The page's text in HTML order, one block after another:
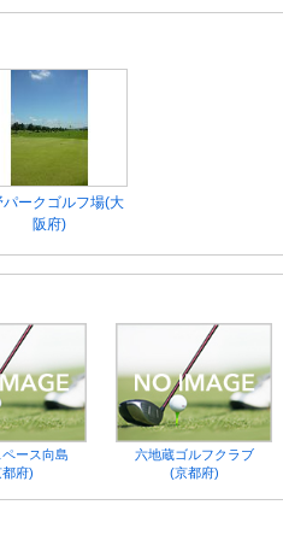
パークゴルフ場(大
阪府)
ース向島
府)
六地蔵ゴルフクラブ
(京都府)